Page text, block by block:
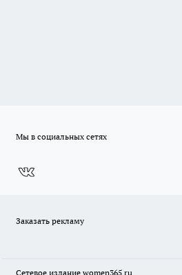
Мы в социальных сетях
Заказать рекламу
Сетевое издание women365.ru